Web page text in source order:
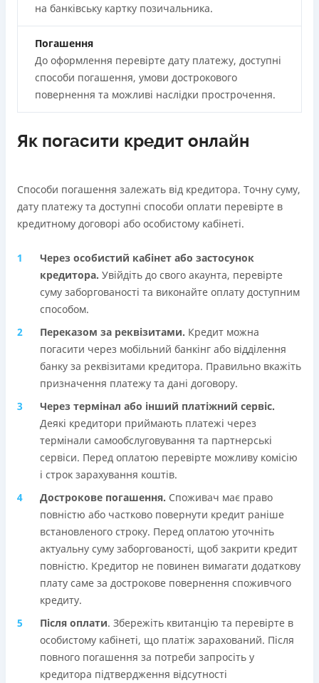
на банківську картку позичальника.
Погашення
До оформлення перевірте дату платежу, доступні
способи погашення, умови дострокового
повернення та можливі наслідки прострочення.
Як погасити кредит онлайн
Способи погашення залежать від кредитора. Точну суму,
дату платежу та доступні способи оплати перевірте в
кредитному договорі або особистому кабінеті.
Через особистий кабінет або застосунок
кредиторa. Увійдіть до свого акаунта, перевірте
суму заборгованості та виконайте оплату доступним
способом.
Переказом за реквізитами. Кредит можна
погасити через мобільний банкінг або відділення
банку за реквізитами кредитора. Правильно вкажіть
призначення платежу та дані договору.
Через термінал або інший платіжний сервіс.
Деякі кредитори приймають платежі через
термінали самообслуговування та партнерські
сервіси. Перед оплатою перевірте можливу комісію
і строк зарахування коштів.
Дострокове погашення. Споживач має право
повністю або частково повернути кредит раніше
встановленого строку. Перед оплатою уточніть
актуальну суму заборгованості, щоб закрити кредит
повністю. Кредитор не повинен вимагати додаткову
плату саме за дострокове повернення споживчого
кредиту.
Після оплати. Збережіть квитанцію та перевірте в
особистому кабінеті, що платіж зарахований. Після
повного погашення за потреби запросіть у
кредитора підтвердження відсутності